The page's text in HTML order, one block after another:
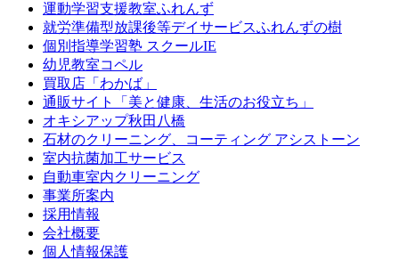
運動学習支援教室ふれんず
就労準備型放課後等デイサービスふれんずの樹
個別指導学習塾 スクールIE
幼児教室コペル
買取店「わかば」
通販サイト「美と健康、生活のお役立ち」
オキシアップ秋田八橋
石材のクリーニング、コーティング アシストーン
室内抗菌加工サービス
自動車室内クリーニング
事業所案内
採用情報
会社概要
個人情報保護